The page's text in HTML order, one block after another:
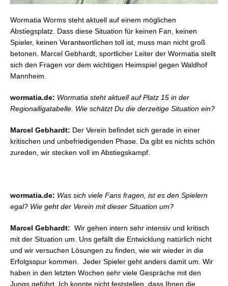
Wormatia Worms steht aktuell auf einem möglichen
Abstiegsplatz. Dass diese Situation für keinen Fan, keinen
Spieler, keinen Verantwortlichen toll ist, muss man nicht groß
betonen. Marcel Gebhardt, sportlicher Leiter der Wormatia stellt
sich den Fragen vor dem wichtigen Heimspiel gegen Waldhof
Mannheim.
wormatia.de: Wormatia steht aktuell auf Platz 15 in der
Regionalligatabelle. Wie schätzt Du die derzeitige Situation ein?
Marcel Gebhardt: Der Verein befindet sich gerade in einer
kritischen und unbefriedigenden Phase. Da gibt es nichts schön
zureden, wir stecken voll im Abstiegskampf.
wormatia.de: Was sich viele Fans fragen, ist es den Spielern
egal? Wie geht der Verein mit dieser Situation um?
Marcel Gebhardt: Wir gehen intern sehr intensiv und kritisch
mit der Situation um. Uns gefällt die Entwicklung natürlich nicht
und wir versuchen Lösungen zu finden, wie wir wieder in die
Erfolgsspur kommen. Jeder Spieler geht anders damit um. Wir
haben in den letzten Wochen sehr viele Gespräche mit den
Jungs geführt. Ich konnte nicht feststellen, dass Ihnen die